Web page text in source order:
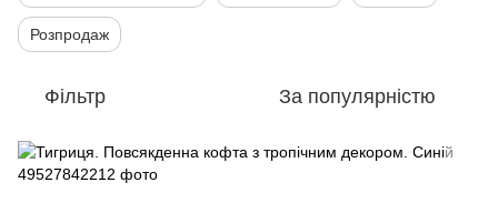
Розпродаж
Фільтр За популярністю